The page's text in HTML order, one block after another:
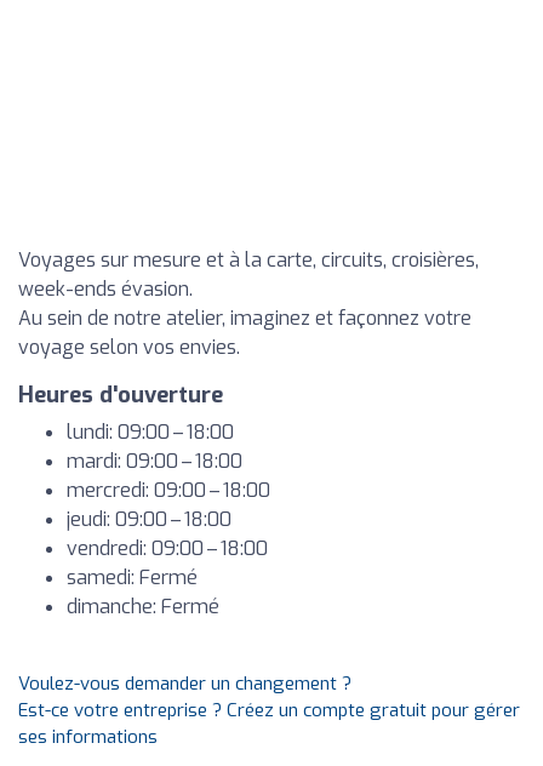
Voyages sur mesure et à la carte, circuits, croisières,
week-ends évasion.
Au sein de notre atelier, imaginez et façonnez votre
voyage selon vos envies.
Heures d'ouverture
lundi: 09:00 – 18:00
mardi: 09:00 – 18:00
mercredi: 09:00 – 18:00
jeudi: 09:00 – 18:00
vendredi: 09:00 – 18:00
samedi: Fermé
dimanche: Fermé
Voulez-vous demander un changement ?
Est-ce votre entreprise ? Créez un compte gratuit pour gérer
ses informations